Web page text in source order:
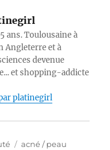
ans. Toulousaine à
Angleterre et à
devenue
et shopping-addicte
platinegirl
Étiquettes
acné / peau